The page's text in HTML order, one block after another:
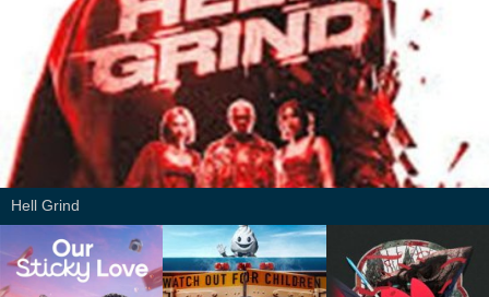
Hell Grind